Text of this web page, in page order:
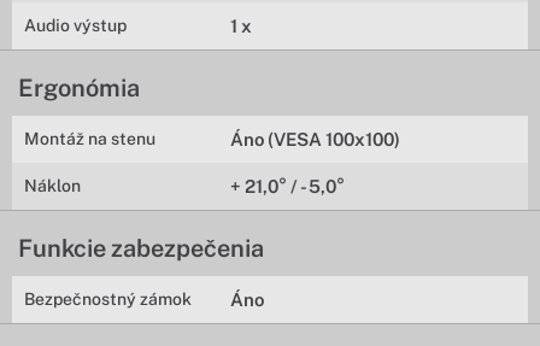
Audio výstup 1 x
Ergonómia
Montáž na stenu Áno (VESA 100x100)
Náklon + 21,0° / - 5,0°
Funkcie zabezpečenia
Bezpečnostný zámok Áno